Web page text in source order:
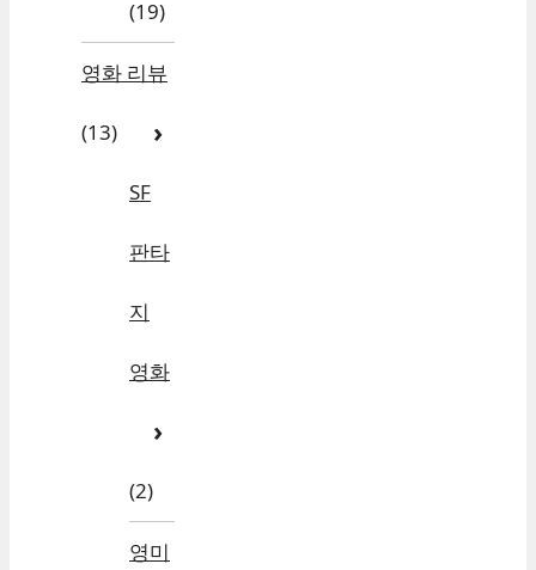
(19)
영화 리뷰
(13)
SF
판타
지
영화
(2)
영미